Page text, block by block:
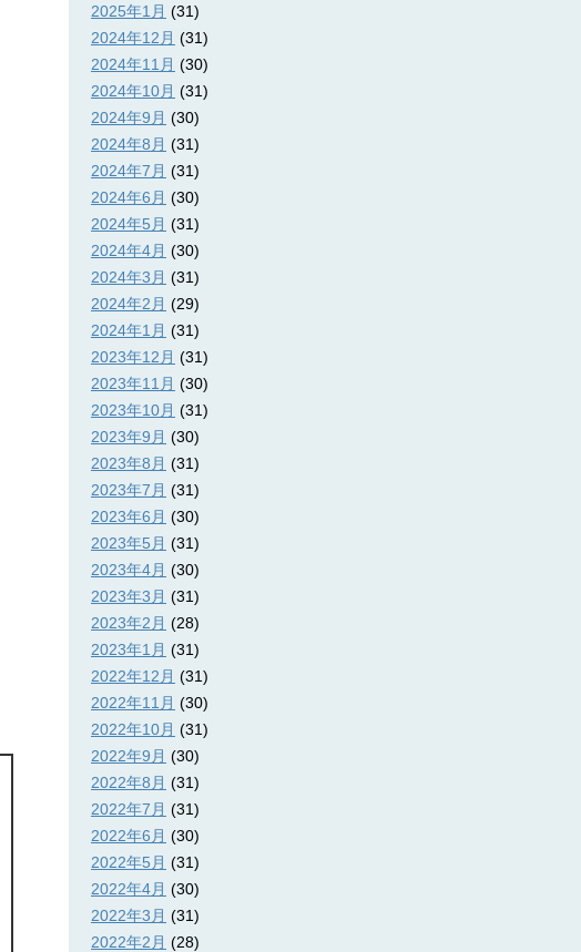
2025年1月 (31)
2024年12月 (31)
2024年11月 (30)
2024年10月 (31)
2024年9月 (30)
2024年8月 (31)
2024年7月 (31)
2024年6月 (30)
2024年5月 (31)
2024年4月 (30)
2024年3月 (31)
2024年2月 (29)
2024年1月 (31)
2023年12月 (31)
2023年11月 (30)
2023年10月 (31)
2023年9月 (30)
2023年8月 (31)
2023年7月 (31)
2023年6月 (30)
2023年5月 (31)
2023年4月 (30)
2023年3月 (31)
2023年2月 (28)
2023年1月 (31)
2022年12月 (31)
2022年11月 (30)
2022年10月 (31)
2022年9月 (30)
2022年8月 (31)
2022年7月 (31)
2022年6月 (30)
2022年5月 (31)
2022年4月 (30)
2022年3月 (31)
2022年2月 (28)